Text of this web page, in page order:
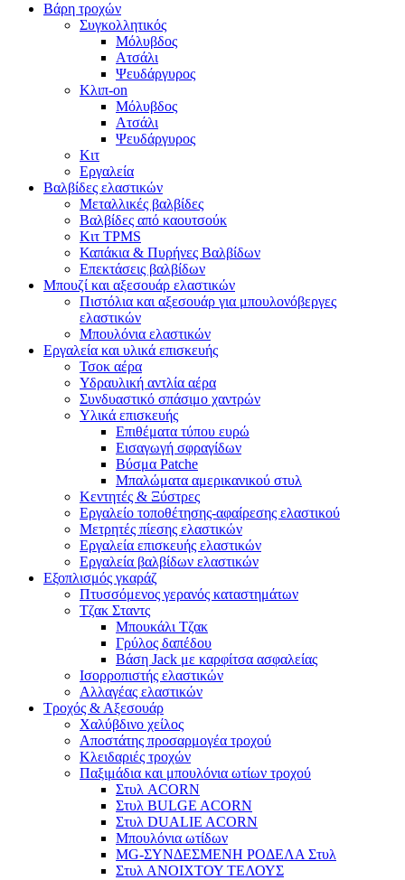
Βάρη τροχών
Συγκολλητικός
Μόλυβδος
Ατσάλι
Ψευδάργυρος
Κλιπ-on
Μόλυβδος
Ατσάλι
Ψευδάργυρος
Κιτ
Εργαλεία
Βαλβίδες ελαστικών
Μεταλλικές βαλβίδες
Βαλβίδες από καουτσούκ
Κιτ TPMS
Καπάκια & Πυρήνες Βαλβίδων
Επεκτάσεις βαλβίδων
Μπουζί και αξεσουάρ ελαστικών
Πιστόλια και αξεσουάρ για μπουλονόβεργες
ελαστικών
Μπουλόνια ελαστικών
Εργαλεία και υλικά επισκευής
Τσοκ αέρα
Υδραυλική αντλία αέρα
Συνδυαστικό σπάσιμο χαντρών
Υλικά επισκευής
Επιθέματα τύπου ευρώ
Εισαγωγή σφραγίδων
Βύσμα Patche
Μπαλώματα αμερικανικού στυλ
Κεντητές & Ξύστρες
Εργαλείο τοποθέτησης-αφαίρεσης ελαστικού
Μετρητές πίεσης ελαστικών
Εργαλεία επισκευής ελαστικών
Εργαλεία βαλβίδων ελαστικών
Εξοπλισμός γκαράζ
Πτυσσόμενος γερανός καταστημάτων
Τζακ Σταντς
Μπουκάλι Τζακ
Γρύλος δαπέδου
Βάση Jack με καρφίτσα ασφαλείας
Ισορροπιστής ελαστικών
Αλλαγέας ελαστικών
Τροχός & Αξεσουάρ
Χαλύβδινο χείλος
Αποστάτης προσαρμογέα τροχού
Κλειδαριές τροχών
Παξιμάδια και μπουλόνια ωτίων τροχού
Στυλ ACORN
Στυλ BULGE ACORN
Στυλ DUALIE ACORN
Μπουλόνια ωτίδων
MG-ΣΥΝΔΕΣΜΕΝΗ ΡΟΔΕΛΑ Στυλ
Στυλ ΑΝΟΙΧΤΟΥ ΤΕΛΟΥΣ